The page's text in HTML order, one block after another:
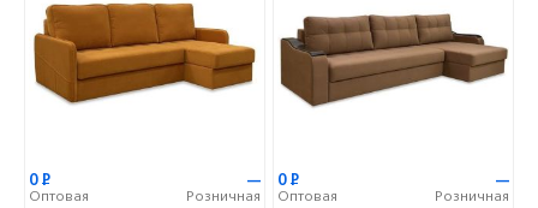
0Р
Оптовая
—
Розничная
0Р
Оптовая
—
Розничная